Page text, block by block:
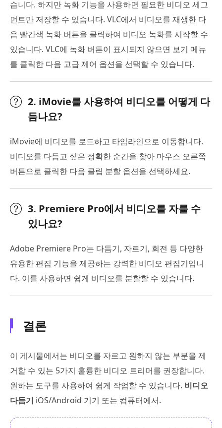
습니다. 하지만 녹화 기능을 사용하면 필요한 비디오 세그
먼트만 저장할 수 있습니다. VLC에서 비디오를 재생한 다
음 빨간색 녹화 버튼을 클릭하여 비디오 녹화를 시작할 수
있습니다. VLC에 녹화 버튼이 표시되지 않으면 보기 메뉴
를 클릭한 다음 고급 제어 옵션을 선택할 수 있습니다.
2. iMovie를 사용하여 비디오를 어떻게 다
듬나요?
iMovie에 비디오를 로드하고 타임라인으로 이동합니다.
비디오를 다듬고 싶은 정확한 순간을 찾아 마우스 오른쪽
버튼으로 클릭한 다음 클립 분할 옵션을 선택하세요.
3. Premiere Pro에서 비디오를 자를 수
있나요?
Adobe Premiere Pro는 다듬기, 자르기, 회전 등 다양한
유용한 편집 기능을 제공하는 강력한 비디오 편집기입니
다. 이를 사용하면 쉽게 비디오를 분할할 수 있습니다.
결론
이 게시물에서는 비디오를 자르고 원하지 않는 부분을 제
거할 수 있는 5가지 훌륭한 비디오 트리머를 권장합니다.
원하는 도구를 사용하여 쉽게 작업할 수 있습니다. 비디오
다듬기 iOS/Android 기기 또는 컴퓨터에서.